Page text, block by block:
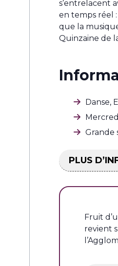
s’entrelacent
en temps réel
que la
Quinzaine de
Danse,
Grande
PLUS
Fruit
revient